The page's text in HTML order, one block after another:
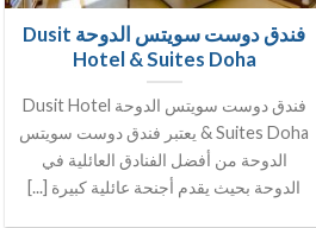
فندق دوست سويتس الدوحة Dusit
Hotel & Suites Doha
فندق دوست سويتس الدوحة Dusit Hotel
& Suites Doha يعتبر فندق دوست سويتس
الدوحة من أفضل الفنادق العائلية في
الدوحة بحيث يقدم أجنحة عائلية كبيرة [...]